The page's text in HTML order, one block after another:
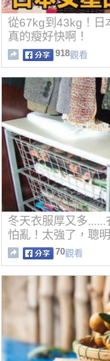
從67kg到43kg！日
真的瘦好快啊！
918觀看
冬天衣服厚又多
怕亂！太強了，聰
70觀看